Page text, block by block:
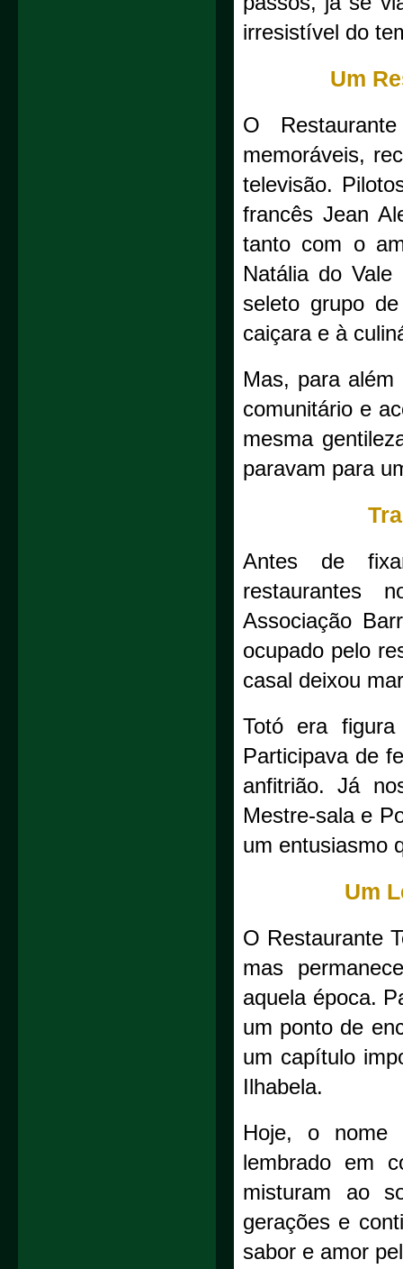
irresistível do
Um
O
memoráveis,
televisão.
francês Jean
tanto com o
Natália do
seleto grupo
caiçara e à
Mas, para
comunitário e
mesma
paravam para
Antes de
restaurantes
Associação
ocupado pelo
casal deixou
Totó era
Participava de
anfitrião. Já
Mestre-sala e
um entusiasmo
Um
O Restaurante
mas
aquela época.
um ponto de
um capítulo
Ilhabela.
Hoje, o nome
lembrado em
misturam ao
gerações e
sabor e amor